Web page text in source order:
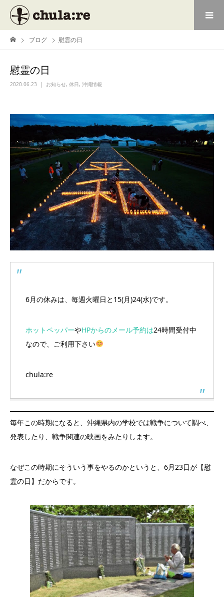
ブログ 慰霊の日
慰霊の日
2020.06.23 お知らせ, 休日, 沖縄情報
6月の休みは、毎週火曜日と15(月)24(水)です。
ホットペッパーやHPからのメール予約は24時間受付中
なので、ご利用下さい
chula:re
毎年この時期になると、沖縄県内の学校では戦争について調べ、
発表したり、戦争関連の映画をみたりします。
なぜこの時期にそういう事をやるのかというと、6月23日が【慰
霊の日】だからです。